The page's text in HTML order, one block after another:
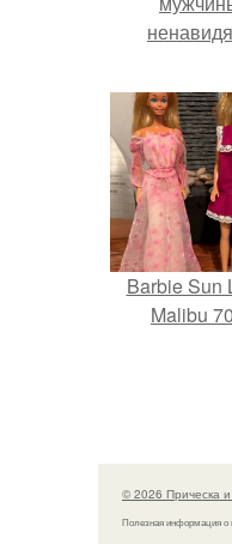
Barbie Sun
Malibu
© 2026 Прическа
Полезная информация о